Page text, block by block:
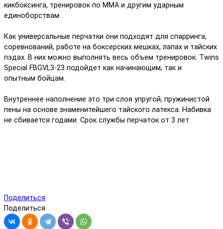
кикбоксинга, тренировок по ММА и другим ударным
единоборствам.
Как универсальные перчатки они подходят для спарринга,
соревнований, работе на боксерских мешках, лапах и тайских
пэдах. В них можно выполнять весь объем тренировок. Twins
Special FBGVL3-23 подойдет как начинающим, так и
опытным бойцам.
Внутреннее наполнение это три слоя упругой, пружинистой
пены на основе знаменитейшего тайского латекса. Набивка
не сбивается годами. Срок службы перчаток от 3 лет.
Поделиться
Поделиться